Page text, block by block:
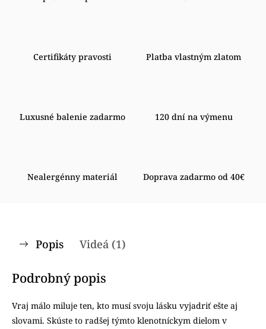
Certifikáty pravosti Platba vlastným zlatom
Luxusné balenie zadarmo 120 dní na výmenu
Nealergénny materiál Doprava zadarmo od 40€
Popis Videá (1)
Podrobný popis
Vraj málo miluje ten, kto musí svoju lásku vyjadriť ešte aj
slovami. Skúste to radšej týmto klenotníckym dielom v